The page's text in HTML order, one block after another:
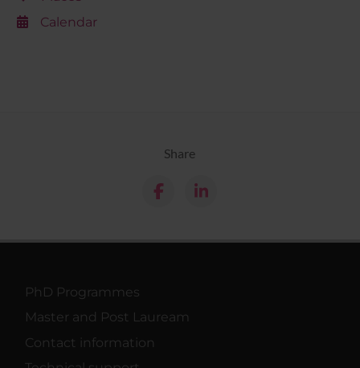
Calendar
Share
PhD Programmes
Master and Post Lauream
Contact information